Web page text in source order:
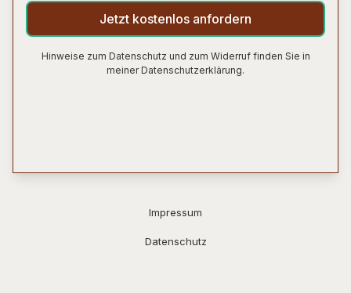
Jetzt kostenlos anfordern
Hinweise zum Datenschutz und zum Widerruf finden Sie in
meiner Datenschutzerklärung.
Impressum
Datenschutz